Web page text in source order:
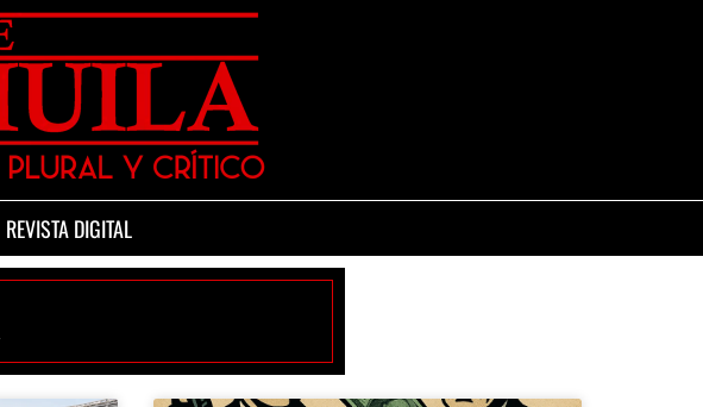
REVISTA DIGITAL